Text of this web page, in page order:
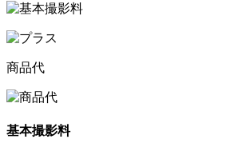
商品代
基本撮影料